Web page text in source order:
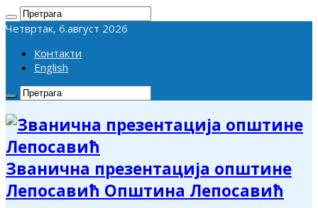
Четвртак, 6.август 2026
Контакти
English
Званична презентација општине
Лепосавић Општина Лепосавић